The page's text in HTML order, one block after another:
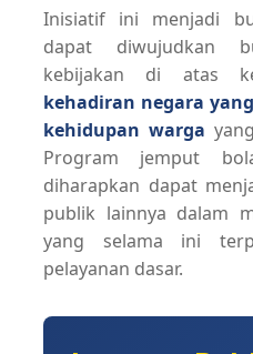
Inisiatif ini menjadi
dapat diwujudkan
kebijakan di atas
kehadiran negara
kehidupan warga
Program jemput
diharapkan dapat
publik lainnya dalam
yang selama ini
pelayanan dasar.